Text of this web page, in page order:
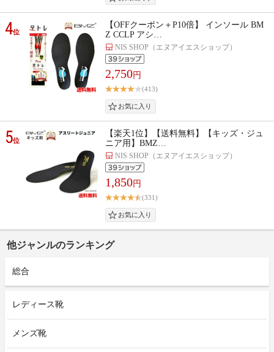
4位
【OFFクーポン＋P10倍】 インソール BM
Z CCLP アシ…
NIS SHOP（エヌアイエスショップ）
2,750円
(413)
5位
【楽天1位】【送料無料】【キッズ・ジュ
ニア用】BMZ…
NIS SHOP（エヌアイエスショップ）
1,850円
(331)
他ジャンルのランキング
総合
レディース靴
メンズ靴